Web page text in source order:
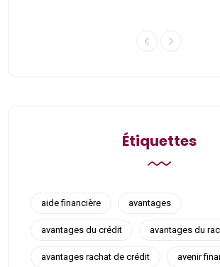
Étiquettes
aide financière avantages
avantages du crédit avantages du
avantages rachat de crédit avenir